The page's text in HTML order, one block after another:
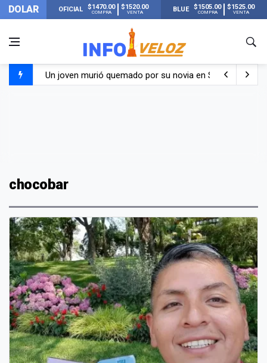
DOLAR OFICIAL $1470.00
COMPRA
$1520.00
VENTA BLUE $1505.00
COMPRA
$1525.00
VENTA
Un joven murió quemado por su novia en San Luis:
chocobar